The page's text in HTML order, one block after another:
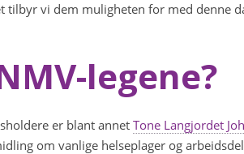
tilbyr vi dem muligheten for med denne
legene?
er blant annetTone Langjordet
om vanlige helseplager og